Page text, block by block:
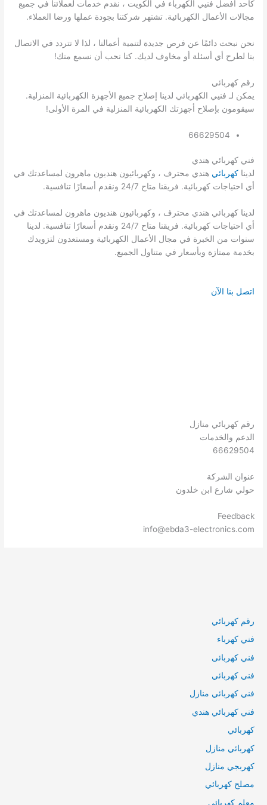
كأحد أفضل فنيي الكهرباء في الكويت ، نقدم خدمات لعملائنا في جميع
مجالات الأعمال الكهربائية. تشتهر شركتنا بجودة عملها ورضا العملاء.
نحن نبحث دائمًا عن فرص جديدة لتنمية أعمالنا ، لذا لا تتردد في الاتصال
بنا لطرح أي أسئلة أو مخاوف لديك. كنا نحب أن نسمع منك!
رقم كهربائي
يمكن لـ فنيي الكهربائي لدينا إصلاح جميع الأجهزة الكهربائية المنزلية.
سيقومون بإصلاح أجهزتك الكهربائية المنزلية في المرة الأولى!
66629504
فني كهربائي هندي
لديناكهربائي هندي محترف ، وكهربائيون هنديون ماهرون لمساعدتك في
أي احتياجات كهربائية. فريقنا متاح 24/7 ونقدم أسعارًا تنافسية.
لدينا كهربائي هندي محترف ، وكهربائيون هنديون ماهرون لمساعدتك في
أي احتياجات كهربائية. فريقنا متاح 24/7 ونقدم أسعارًا تنافسية. لدينا
سنوات من الخبرة في مجال الأعمال الكهربائية ومستعدون لتزويدك
بخدمة ممتازة وبأسعار في متناول الجميع.
اتصل بنا الآن
رقم كهربائي منازل
الدعم والخدمات
66629504
عنوان الشركة
حولي شارع ابن خلدون
Feedback
info@ebda3-electronics.com
رقم كهربائي
فني كهرباء
فني كهربائى
فني كهربائي
فني كهربائي منازل
فني كهربائي هندي
كهربائي
كهربائي منازل
كهربجي منازل
مصلح كهربائي
معلم كهربائي